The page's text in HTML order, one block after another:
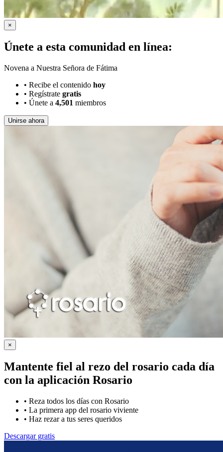
×
Únete a esta comunidad en línea:
Novena a Nuestra Señora de Fátima
• Recibe el contenido hoy
• Regístrate gratis
• Únete a 4,501 miembros
Unirse ahora
×
Mantente fiel al rezo del rosario cada día
con la aplicación Rosario
• Reza todos los días con Rosario
• La primera app del rosario viviente
• Haz rezar a tus seres queridos
Descargar gratis